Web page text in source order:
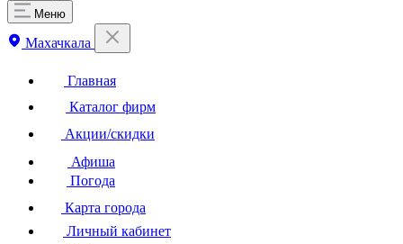
Меню
Махачкала
Главная
Каталог фирм
Акции/скидки
Афиша
Погода
Карта города
Личный кабинет